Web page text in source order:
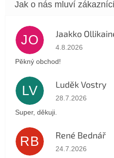
JO Jaakko
Hodnocení
4.8.2026
Pěkný obchod!
LV Luděk Vostry
Hodnocení
28.7.2026
Super, děkuji.
RB René Bednář
Hodnocení
24.7.2026